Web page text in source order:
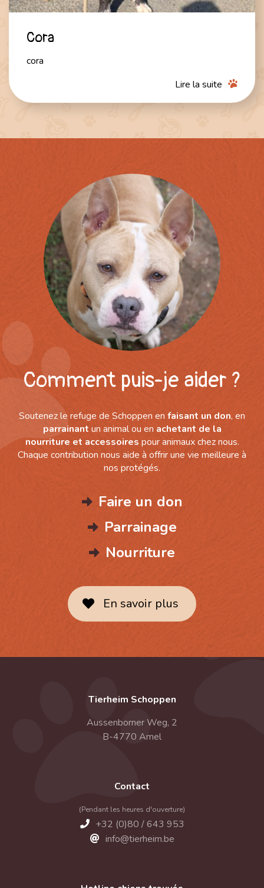
Cora
cora
Lire la suite
Comment puis-je aider ?
Soutenez le refuge de Schoppen en faisant un don, en
parrainant un animal ou en achetant de la
nourriture et accessoires pour animaux chez nous.
Chaque contribution nous aide à offrir une vie meilleure à
nos protégés.
Faire un don
Parrainage
Nourriture
En savoir plus
Tierheim Schoppen
Aussenborner Weg, 2
B-4770 Amel
Contact
(Pendant les heures d'ouverture)
+32 (0)80 / 643 953
info@tierheim.be